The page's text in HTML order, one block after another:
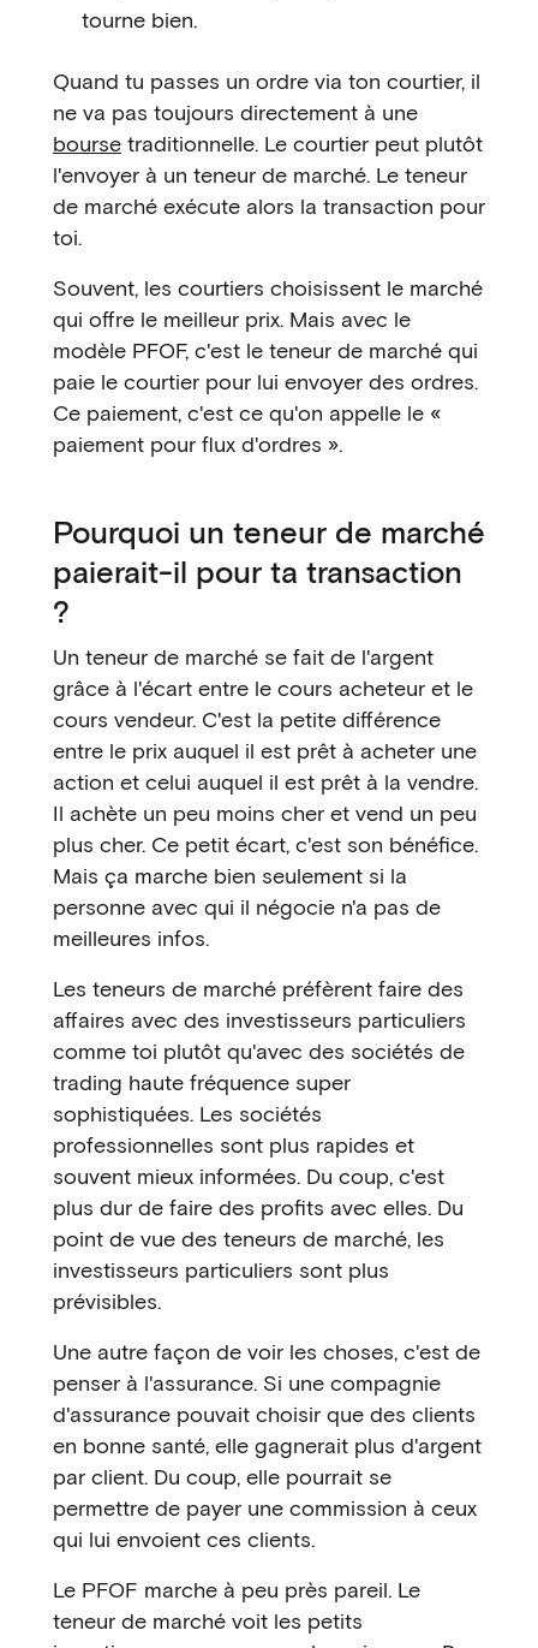
tourne bien.
Quand tu passes un ordre via ton courtier, il
ne va pas toujours directement à une
bourse traditionnelle. Le courtier peut plutôt
l'envoyer à un teneur de marché. Le teneur
de marché exécute alors la transaction pour
toi.
Souvent, les courtiers choisissent le marché
qui offre le meilleur prix. Mais avec le
modèle PFOF, c'est le teneur de marché qui
paie le courtier pour lui envoyer des ordres.
Ce paiement, c'est ce qu'on appelle le «
paiement pour flux d'ordres ».
Pourquoi un teneur de marché
paierait-il pour ta transaction
?
Un teneur de marché se fait de l'argent
grâce à l'écart entre le cours acheteur et le
cours vendeur. C'est la petite différence
entre le prix auquel il est prêt à acheter une
action et celui auquel il est prêt à la vendre.
Il achète un peu moins cher et vend un peu
plus cher. Ce petit écart, c'est son bénéfice.
Mais ça marche bien seulement si la
personne avec qui il négocie n'a pas de
meilleures infos.
Les teneurs de marché préfèrent faire des
affaires avec des investisseurs particuliers
comme toi plutôt qu'avec des sociétés de
trading haute fréquence super
sophistiquées. Les sociétés
professionnelles sont plus rapides et
souvent mieux informées. Du coup, c'est
plus dur de faire des profits avec elles. Du
point de vue des teneurs de marché, les
investisseurs particuliers sont plus
prévisibles.
Une autre façon de voir les choses, c'est de
penser à l'assurance. Si une compagnie
d'assurance pouvait choisir que des clients
en bonne santé, elle gagnerait plus d'argent
par client. Du coup, elle pourrait se
permettre de payer une commission à ceux
qui lui envoient ces clients.
Le PFOF marche à peu près pareil. Le
teneur de marché voit les petits